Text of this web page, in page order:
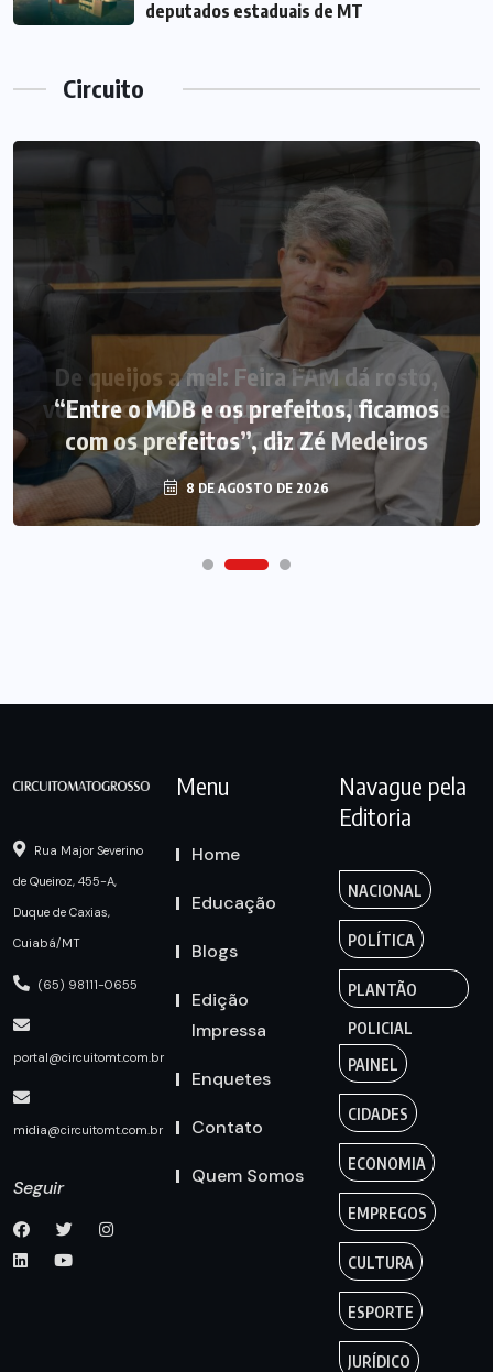
deputados estaduais de MT
Circuito
“Entre o MDB e os prefeitos, ficamos
com os prefeitos”, diz Zé Medeiros
8 DE AGOSTO DE 2026
Rua Major Severino
de Queiroz, 455-A,
Duque de Caxias,
Cuiabá/MT
(65) 98111-0655
portal@circuitomt.com.br
midia@circuitomt.com.br
Seguir
Menu
Home
Educação
Blogs
Edição
Impressa
Enquetes
Contato
Quem Somos
Navague pela
Editoria
NACIONAL
POLÍTICA
PLANTÃO
POLICIAL
PAINEL
CIDADES
ECONOMIA
EMPREGOS
CULTURA
ESPORTE
JURÍDICO